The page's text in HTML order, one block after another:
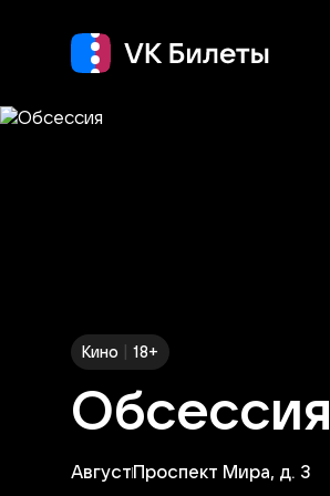
Кино | 18+
Обсессия
АвгустПроспект Мира, д. 3